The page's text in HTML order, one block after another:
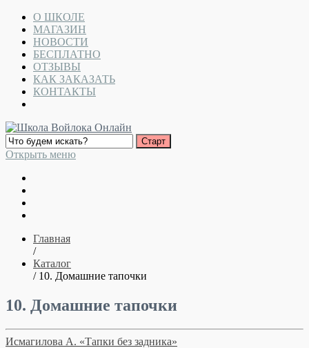
О ШКОЛЕ
МАГАЗИН
НОВОСТИ
БЕСПЛАТНО
ОТЗЫВЫ
КАК ЗАКАЗАТЬ
КОНТАКТЫ
Открыть меню
Главная
/
Каталог
/ 10. Домашние тапочки
10. Домашние тапочки
Исмагилова А. «Тапки без задника»